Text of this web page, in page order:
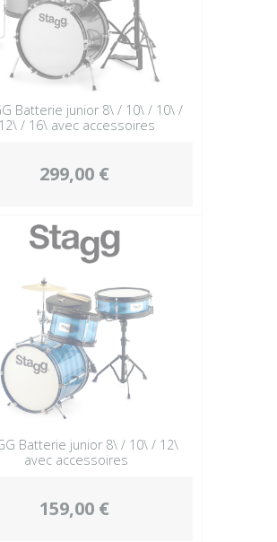
Batterie junior 8\ / 10\ / 10\ /
12\ / 16\ avec accessoires
299,00 €
Batterie junior 8\ / 10\ / 12\
avec accessoires
159,00 €